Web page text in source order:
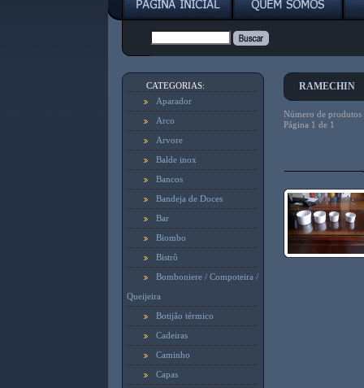
CATEGORIAS:
Aparador
Arco
Arvore
Balde inox
Bancos
Bandeja de Doces
Bar
Biombo
Bistrô
Bomboniere / Compoteira /
Queijeira
Botijão térmico
Cadeiras
Caminho
Capas
RAMECHIN
Número de produtos
Página 1 de 1